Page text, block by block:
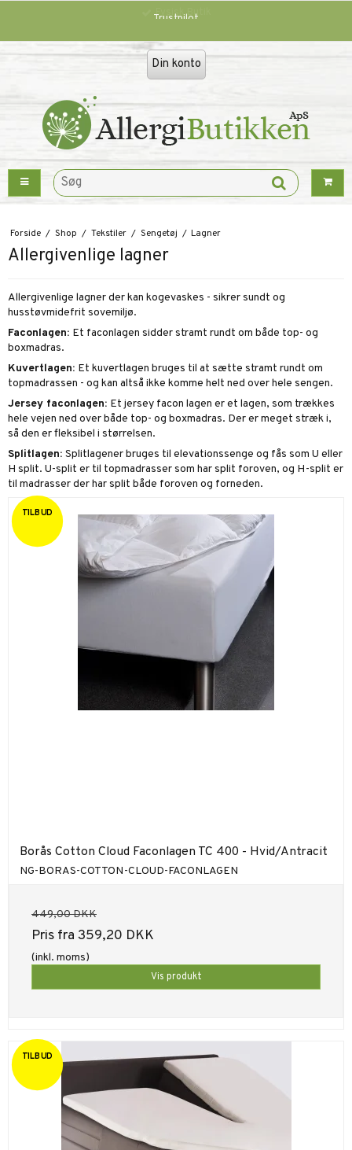
Trustpilot
Din konto
Forside / Shop / Tekstiler / Sengetøj / Lagner
Allergivenlige lagner
Allergivenlige lagner der kan kogevaskes - sikrer sundt og
husstøvmidefrit sovemiljø.
Faconlagen: Et faconlagen sidder stramt rundt om både top- og
boxmadras.
Kuvertlagen: Et kuvertlagen bruges til at sætte stramt rundt om
topmadrassen - og kan altså ikke komme helt ned over hele sengen.
Jersey faconlagen: Et jersey facon lagen er et lagen, som trækkes
hele vejen ned over både top- og boxmadras. Der er meget stræk i,
så den er fleksibel i størrelsen.
Splitlagen: Splitlagener bruges til elevationssenge og fås som U eller
H split. U-split er til topmadrasser som har split foroven, og H-split er
til madrasser der har split både foroven og forneden.
TILBUD
Borås Cotton Cloud Faconlagen TC 400 - Hvid/Antracit
NG-BORAS-COTTON-CLOUD-FACONLAGEN
449,00 DKK
Pris fra 359,20 DKK
(inkl. moms)
Vis produkt
TILBUD